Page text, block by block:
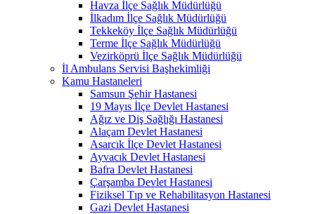
Havza İlçe Sağlık Müdürlüğü
İlkadım İlçe Sağlık Müdürlüğü
Tekkeköy İlçe Sağlık Müdürlüğü
Terme İlçe Sağlık Müdürlüğü
Vezirköprü İlçe Sağlık Müdürlüğü
İl Ambulans Servisi Başhekimliği
Kamu Hastaneleri
Samsun Şehir Hastanesi
19 Mayıs İlçe Devlet Hastanesi
Ağız ve Diş Sağlığı Hastanesi
Alaçam Devlet Hastanesi
Asarcık İlçe Devlet Hastanesi
Ayvacık Devlet Hastanesi
Bafra Devlet Hastanesi
Çarşamba Devlet Hastanesi
Fiziksel Tıp ve Rehabilitasyon Hastanesi
Gazi Devlet Hastanesi